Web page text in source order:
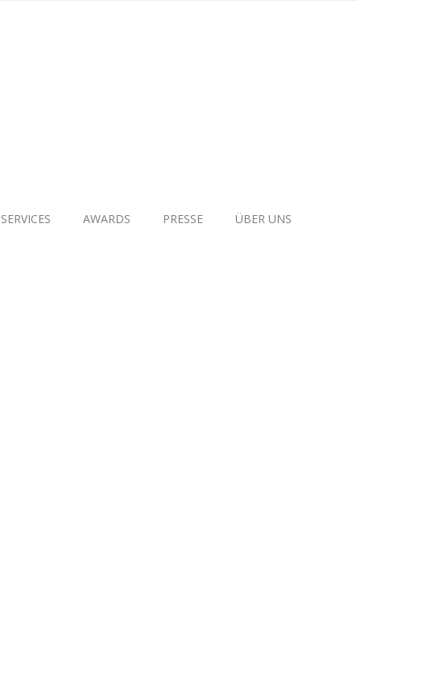
SERVICES AWARDS PRESSE ÜBER UNS